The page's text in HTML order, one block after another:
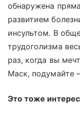
обнаружена
развитием
инсультом. В
трудоголизма
раз, когда вы
Маск, подумайте
Это тоже